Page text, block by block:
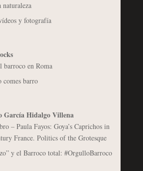
naturaleza
y fotografía
barroco en Roma
comes barro
García Hidalgo Villena
– Paula Fayos: Goya’s Caprichos in
France. Politics of the Grotesque
y el Barroco total: #OrgulloBarroco